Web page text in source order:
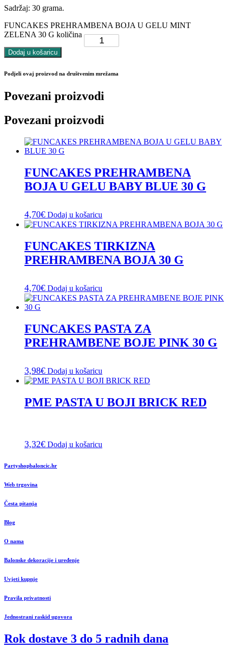
Sadržaj: 30 grama.
FUNCAKES PREHRAMBENA BOJA U GELU MINT
ZELENA 30 G količina
Dodaj u košaricu
Podjeli ovaj proizvod na društvenim mrežama
Povezani proizvodi
Povezani proizvodi
FUNCAKES PREHRAMBENA
BOJA U GELU BABY BLUE 30 G
4,70€ Dodaj u košaricu
FUNCAKES TIRKIZNA
PREHRAMBENA BOJA 30 G
4,70€ Dodaj u košaricu
FUNCAKES PASTA ZA
PREHRAMBENE BOJE PINK 30 G
3,98€ Dodaj u košaricu
PME PASTA U BOJI BRICK RED
3,32€ Dodaj u košaricu
Partyshopbaloncic.hr
Web trgovina
Česta pitanja
Blog
O nama
Balonske dekoracije i uređenje
Uvjeti kupnje
Pravila privatnosti
Jednostrani raskid ugovora
Rok dostave 3 do 5 radnih dana